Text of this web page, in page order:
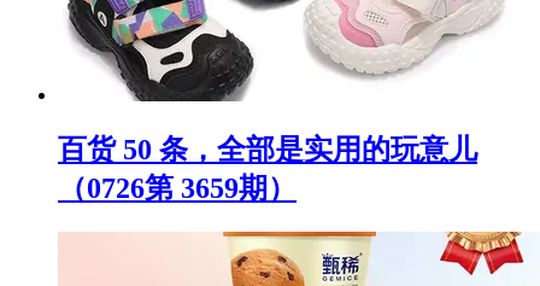
百货 50 条，全部是实用的玩意儿
（0726第 3659期）